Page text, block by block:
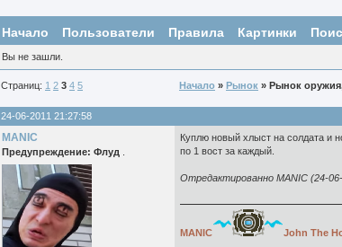
Начало Пользователи Правила Картинки
Вы не зашли.
Страниц: 1 2 3 4 5 Начало » Рынок » Рынок
24-06-2011 21:27:58
MANIC
Предупреждение: Флуд
Куплю новый хлыст на солдата и
по 1 вост за каждый.
Отредактированно MANIC (24-
MANIC John The